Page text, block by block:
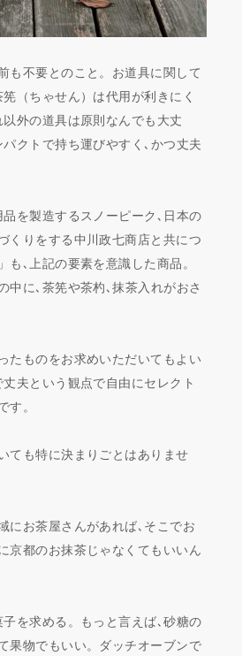
も不要とのこと。お道具に関して
（ちゃせん）は代用が利きにく
外の道具は原則なんでも大丈
クトで持ち運びやすく､かつ丈夫
を製造するスノーピーク､日本の
くりをする中川政七商店と共につ
も､上記の要素を意識した商品。
中に､茶筅や茶杓､抹茶入れがおさ
たものをお求めいただいてもよい
夫という観点で自由にセレクト
す。
ても特に決まりごとはありませ
にお茶屋さんがあれば､そこでお
京都のお抹茶じゃなくてもいいん
を求める。もっと言えば､砂糖の
果物でもいい。ダッチオーブンで